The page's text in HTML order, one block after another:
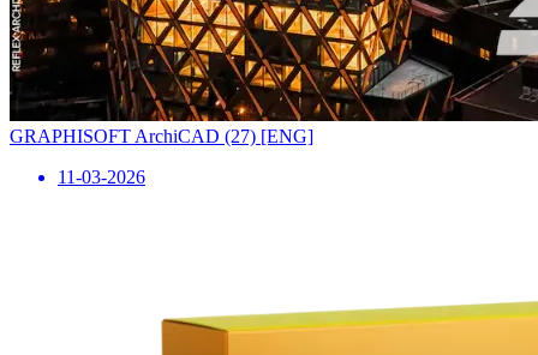
GRAPHISOFT ArchiCAD (27) [ENG]
11-03-2026